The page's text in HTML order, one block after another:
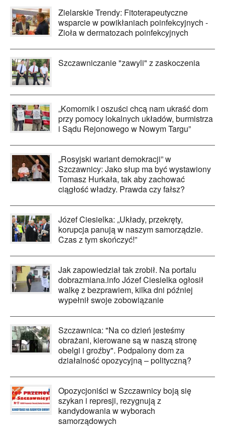
Zielarskie Trendy: Fitoterapeutyczne
wsparcie w powikłaniach poinfekcyjnych -
Zioła w dermatozach poinfekcyjnych
Szczawniczanie "zawyli" z zaskoczenia
„Komornik i oszuści chcą nam ukraść dom
przy pomocy lokalnych układów, burmistrza
i Sądu Rejonowego w Nowym Targu”
„Rosyjski wariant demokracji” w
Szczawnicy: Jako słup ma być wystawiony
Tomasz Hurkała, tak aby zachować
ciągłość władzy. Prawda czy fałsz?
Józef Ciesielka: „Układy, przekręty,
korupcja panują w naszym samorządzie.
Czas z tym skończyć!”
Jak zapowiedział tak zrobił. Na portalu
dobrazmiana.info Józef Ciesielka ogłosił
walkę z bezprawiem, kilka dni później
wypełnił swoje zobowiązanie
Szczawnica: "Na co dzień jesteśmy
obrażani, kierowane są w naszą stronę
obelgi i groźby". Podpalony dom za
działalność opozycyjną – polityczną?
Opozycjoniści w Szczawnicy boją się
szykan i represji, rezygnują z
kandydowania w wyborach
samorządowych